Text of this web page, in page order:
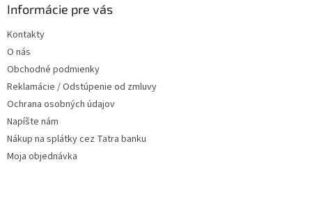
Informácie pre vás
Kontakty
O nás
Obchodné podmienky
Reklamácie / Odstúpenie od zmluvy
Ochrana osobných údajov
Napíšte nám
Nákup na splátky cez Tatra banku
Moja objednávka